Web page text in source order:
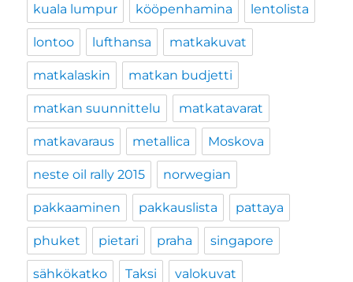
kuala lumpur kööpenhamina lentolista
lontoo lufthansa matkakuvat
matkalaskin matkan budjetti
matkan suunnittelu matkatavarat
matkavaraus metallica Moskova
neste oil rally 2015 norwegian
pakkaaminen pakkauslista pattaya
phuket pietari praha singapore
sähkökatko Taksi valokuvat